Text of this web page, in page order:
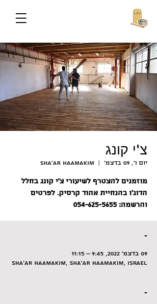
צ'י קונג
יום ו׳, 09 בדצמ׳
  |
Sha'ar HaAmakim
מוזמנים להצטרף לשיעורי צ'י קונג בחלל
הדוג'ו בהנחיית אהוד קרסיק. לפרטים
והרשמה: 054-625-5655
-
09 בדצמ׳ 2022, 9:45 – 11:15
Sha'ar HaAmakim, Sha'ar HaAmakim, Israel
-